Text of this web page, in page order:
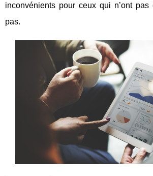
inconvénients pour ceux qui n’ont
pas.